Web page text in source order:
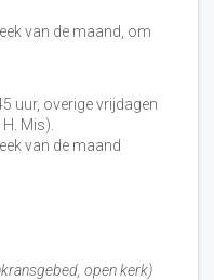
van de maand, om
uur, overige vrijdagen
Mis).
van de maand
open kerk)